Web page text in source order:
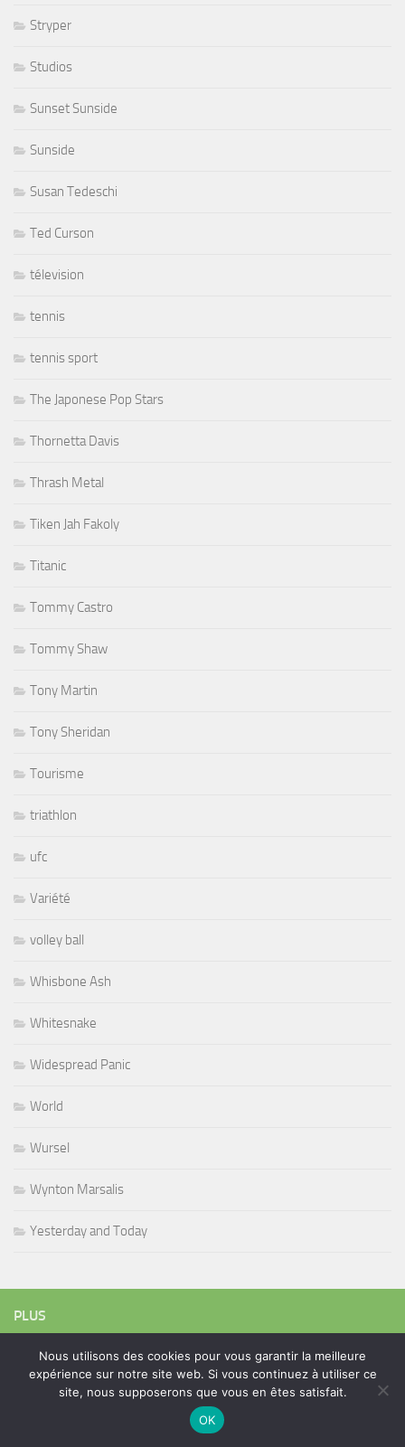
Stryper
Studios
Sunset Sunside
Sunside
Susan Tedeschi
Ted Curson
télevision
tennis
tennis sport
The Japonese Pop Stars
Thornetta Davis
Thrash Metal
Tiken Jah Fakoly
Titanic
Tommy Castro
Tommy Shaw
Tony Martin
Tony Sheridan
Tourisme
triathlon
ufc
Variété
volley ball
Whisbone Ash
Whitesnake
Widespread Panic
World
Wursel
Wynton Marsalis
Yesterday and Today
PLUS
Rechercher :
Nous utilisons des cookies pour vous garantir la meilleure
expérience sur notre site web. Si vous continuez à utiliser ce
site, nous supposerons que vous en êtes satisfait.
OK